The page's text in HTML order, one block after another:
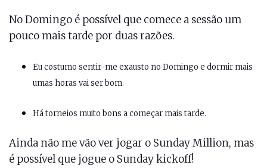
No Domingo é possível que comece a sessão um
pouco mais tarde por duas razões.
Eu costumo sentir-me exausto no Domingo e dormir mais
umas horas vai ser bom.
Há torneios muito bons a começar mais tarde.
Ainda não me vão ver jogar o Sunday Million, mas
é possível que jogue o Sunday kickoff!